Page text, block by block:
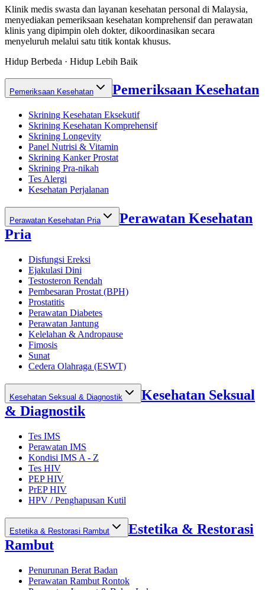
Klinik medis swasta dan layanan kesehatan personal di Malaysia,
menyediakan pemeriksaan kesehatan komprehensif dan perawatan
klinis yang dipimpin oleh dokter, dikoordinasikan secara
menyeluruh melalui satu titik kontak khusus.
Hidup Berbeda · Hidup Lebih Baik
Pemeriksaan Kesehatan Pemeriksaan Kesehatan
Skrining Kesehatan Eksekutif
Skrining Kesehatan Komprehensif
Skrining Longevity
Panel Nutrisi & Vitamin
Skrining Kanker Prostat
Skrining Pra-nikah
Tes Alergi
Kesehatan Perjalanan
Perawatan Kesehatan Pria
Perawatan Kesehatan
Pria
Disfungsi Ereksi
Ejakulasi Dini
Testosteron Rendah
Pembesaran Prostat (BPH)
Prostatitis
Perawatan Diabetes
Perawatan Jantung
Kelelahan & Andropause
Fimosis
Sunat
Cedera Olahraga (ESWT)
Kesehatan Seksual & Diagnostik
Kesehatan Seksual
& Diagnostik
Tes IMS
Perawatan IMS
Kondisi IMS A - Z
Tes HIV
PEP HIV
PrEP HIV
HPV / Penghapusan Kutil
Estetika & Restorasi Rambut
Estetika & Restorasi
Rambut
Penurunan Berat Badan
Perawatan Rambut Rontok